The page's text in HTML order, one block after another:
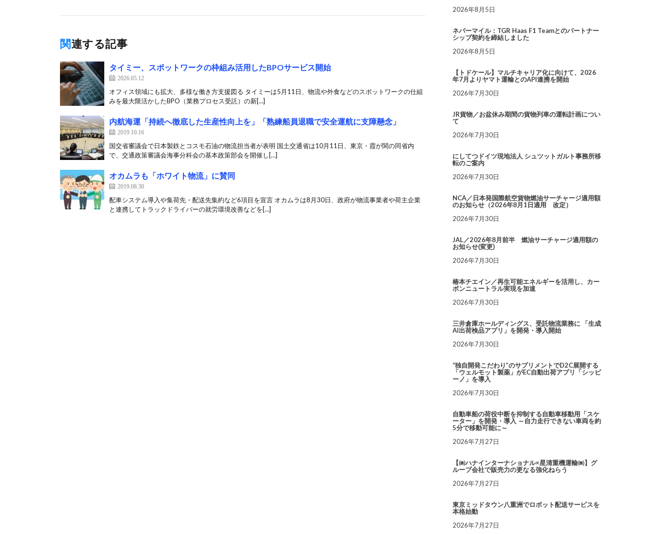
関連する記事
タイミー、スポットワークの枠組み活用したBPOサービス開始
2026.05.12
オフィス領域にも拡大、多様な働き方支援図る タイミーは5月11日、物流や外食などのスポットワークの仕組
みを最大限活かしたBPO（業務プロセス受託）の新[…]
内航海運「持続へ徹底した生産性向上を」「熟練船員退職で安全運航に支障懸念」
2019.10.16
国交省審議会で日本製鉄とコスモ石油の物流担当者が表明 国土交通省は10月11日、東京・霞が関の同省内
で、交通政策審議会海事分科会の基本政策部会を開催し[…]
オカムラも「ホワイト物流」に賛同
2019.08.30
配車システム導入や集荷先・配送先集約など6項目を宣言 オカムラは8月30日、政府が物流事業者や荷主企業
と連携してトラックドライバーの就労環境改善などを[…]
2026年8月5日
ネバーマイル：TGR Haas F1 Teamとのパートナー
シップ契約を締結しました
2026年8月5日
【トドケール】マルチキャリア化に向けて、2026
年7月よりヤマト運輸とのAPI連携を開始
2026年7月30日
JR貨物／お盆休み期間の貨物列車の運転計画につい
て
2026年7月30日
にしてつドイツ現地法人 シュツットガルト事務所移
転のご案内
2026年7月30日
NCA／日本発国際航空貨物燃油サーチャージ適用額
のお知らせ（2026年8月1日適用 改定）
2026年7月30日
JAL／2026年8月前半 燃油サーチャージ適用額の
お知らせ(変更)
2026年7月30日
椿本チエイン／再生可能エネルギーを活用し、カー
ボンニュートラル実現を加速
2026年7月30日
三井倉庫ホールディングス、受託物流業務に 「生成
AI出荷検品アプリ」を開発・導入開始
2026年7月30日
“独自開発こだわり”のサプリメントでD2C展開する
「ウェルモット製薬」がEC自動出荷アプリ「シッピ
ーノ」を導入
2026年7月30日
自動車船の荷役中断を抑制する自動車移動用「スケ
ーター」を開発・導入 ～自力走行できない車両を約
5分で移動可能に～
2026年7月27日
【㈱ハナインターナショナル×星清重機運輸㈱】グ
ループ会社で販売力の更なる強化ねらう
2026年7月27日
東京ミッドタウン八重洲でロボット配送サービスを
本格始動
2026年7月27日